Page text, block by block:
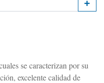
se caracterizan por su
excelente calidad de